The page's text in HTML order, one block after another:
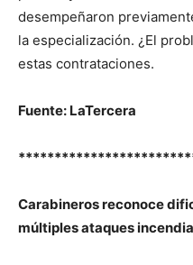
desempeñaron
la especialización. ¿El
estas contrataciones.
Fuente: LaTercera
Carabineros reconoce
múltiples ataques